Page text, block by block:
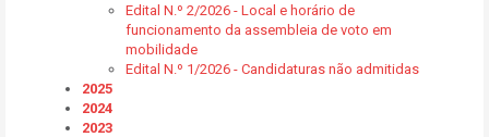
Edital N.º 2/2026 - Local e horário de
funcionamento da assembleia de voto em
mobilidade
Edital N.º 1/2026 - Candidaturas não admitidas
2025
2024
2023